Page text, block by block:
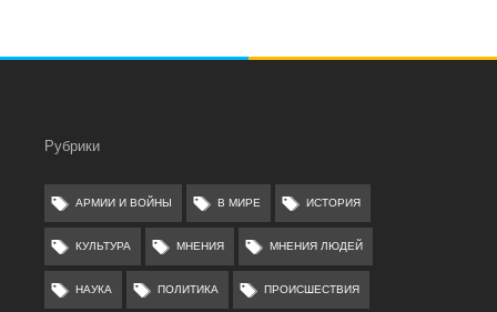
Рубрики
АРМИИ И ВОЙНЫ В МИРЕ ИСТОРИЯ
КУЛЬТУРА МНЕНИЯ МНЕНИЯ ЛЮДЕЙ
НАУКА ПОЛИТИКА ПРОИСШЕСТВИЯ